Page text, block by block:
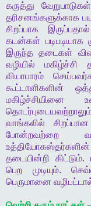
கருத்து
வேறுபாடுகள்
தரிசனங்களுக்காக
சிறப்பாக
இருப்பதால்
கடன்கள் படிபடியாக
இருந்த தடைகள்
வழியில்
மகிழ்ச்சி
வியாபாரம்
கூட்டாளிகளின்
மகிழ்ச்சியினை
வாங்கலில்
சிறப்பான
போன்றவற்றை
உத்தியோகஸ்தர்களின்
தடையின்றி
கிட்டும்.
பெற
முடியும்.
பெருமானை